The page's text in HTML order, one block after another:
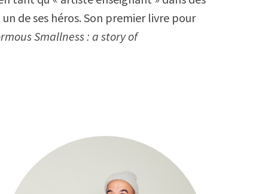
de ses héros. Son premier livre pour
Smallness : a story of